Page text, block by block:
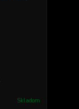
Skladom